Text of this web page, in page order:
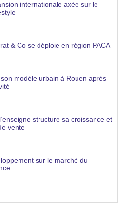
internationale axée sur le
& Co se déploie en région PACA
modèle urbain à Rouen après
structure sa croissance et
vente
sur le marché du